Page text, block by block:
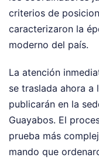
criterios de
caracterizaron la
moderno del país.
La atención
se traslada ahora a
publicarán en la
Guayabos. El
prueba más
mando que